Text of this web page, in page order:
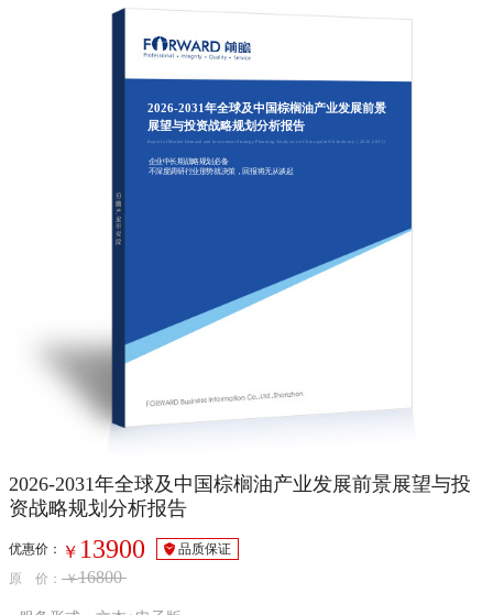
2026-2031年全球及中国棕榈油产业发展前景
展望与投资战略规划分析报告
Report of Market Demand and Investment Strategy Planning Analysis on China palm Oil Industry（2026-2031）
企业中长期战略规划必备
不深度调研行业形势就决策，回报将无从谈起
2026-2031年全球及中国棕榈油产业发展前景展望与投
资战略规划分析报告
优惠价： ￥ 13900
品质保证
原 价： ￥16800